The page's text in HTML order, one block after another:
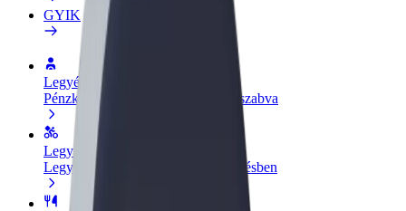
GYIK
Legyél sofőr
Pénzkereseti lehetőség igényeidre szabva
Legyél futár
Legyél futár és részesülj heti kifizetésben